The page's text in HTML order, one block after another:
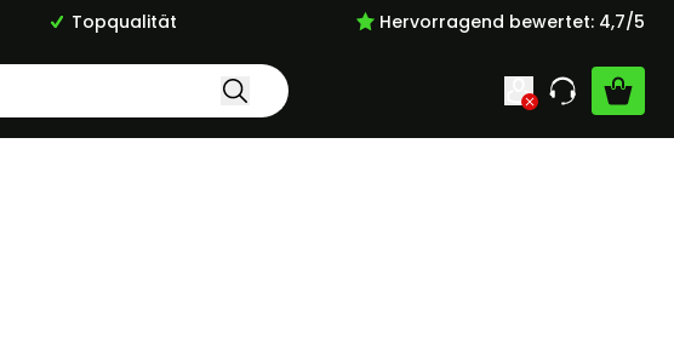
Topqualität Hervorragend bewertet: 4,7/5